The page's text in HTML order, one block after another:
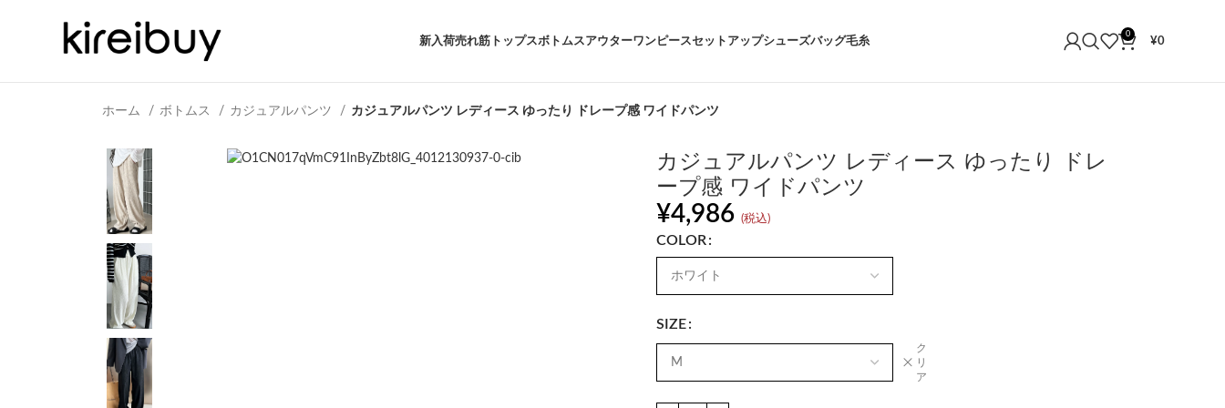
新入荷売れ筋トップスボトムスアウターワンピースセットアップシューズバッグ毛糸
0
¥0
ホーム ボトムス カジュアルパンツ カジュアルパンツ レディース ゆったり ドレープ感 ワイドパンツ
カジュアルパンツ レディース ゆったり ドレ
ープ感 ワイドパンツ
¥4,986 (税込)
COLOR
SIZE
ク
リ
ア